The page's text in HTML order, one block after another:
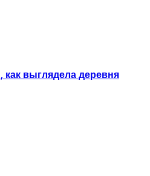
выглядела деревня